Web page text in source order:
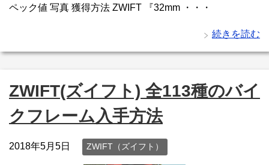
ペック値 写真 獲得方法 ZWIFT 『32mm ・・・
続きを読む
ZWIFT(ズイフト) 全113種のバイ
クフレーム入手方法
2018年5月5日 ZWIFT（ズイフト）